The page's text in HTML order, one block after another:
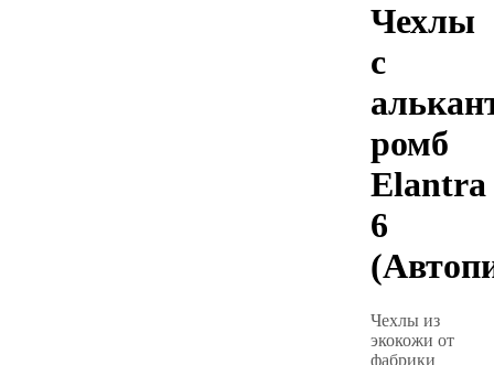
Чехлы
с
ромб
Elantra
6
Чехлы из
экокожи от
фабрики